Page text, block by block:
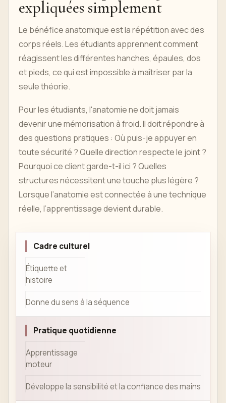
expliquées simplement
Le bénéfice anatomique est la répétition avec des
corps réels. Les étudiants apprennent comment
réagissent les différentes hanches, épaules, dos
et pieds, ce qui est impossible à maîtriser par la
seule théorie.
Pour les étudiants, l'anatomie ne doit jamais
devenir une mémorisation à froid. Il doit répondre à
des questions pratiques : Où puis-je appuyer en
toute sécurité ? Quelle direction respecte le joint ?
Pourquoi ce client garde-t-il ici ? Quelles
structures nécessitent une touche plus légère ?
Lorsque l’anatomie est connectée à une technique
réelle, l’apprentissage devient durable.
Cadre culturel
Étiquette et
histoire
Donne du sens à la séquence
Pratique quotidienne
Apprentissage
moteur
Développe la sensibilité et la confiance des mains